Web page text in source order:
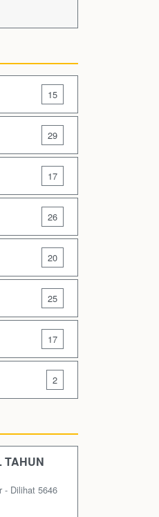
15
29
17
26
20
25
17
2
TAHUN
- Dilihat 5646